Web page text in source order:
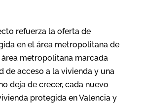
refuerza la oferta de
en el área metropolitana de
área metropolitana marcada
de acceso a la vivienda y una
deja de crecer, cada nuevo
protegida en Valencia y